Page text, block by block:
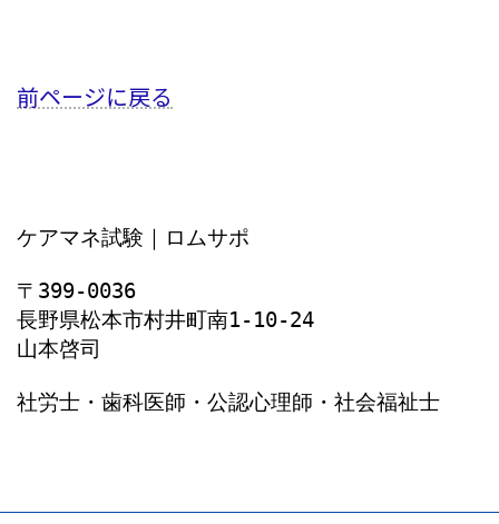
前ページに戻る
ケアマネ試験｜ロムサポ
〒399-0036
長野県松本市村井町南1‐10‐24
山本啓司
社労士・歯科医師・公認心理師・社会福祉士